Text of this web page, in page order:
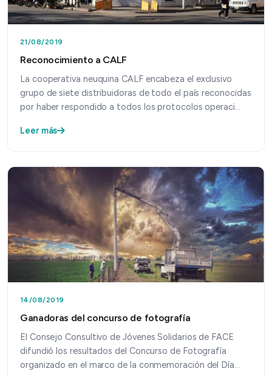
21/08/2019
Reconocimiento a CALF
La cooperativa neuquina CALF encabeza el exclusivo
grupo de siete distribuidoras de todo el país reconocidas
por haber respondido a todos los protocolos operaci…
Leer más
14/08/2019
Ganadoras del concurso de fotografía
El Consejo Consultivo de Jóvenes Solidarios de FACE
difundió los resultados del Concurso de Fotografía
organizado en el marco de la conmemoración del Día